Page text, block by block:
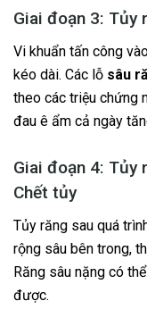
Giai đoạn 3:
Vi khuẩn tấn công
kéo dài. Các lỗ sâu
theo các triệu chứng
đau ê ẩm cả ngày
Giai đoạn 4: Tủy
Chết tủy
Tủy răng sau quá
rộng sâu bên trong,
Răng sâu nặng có
được.